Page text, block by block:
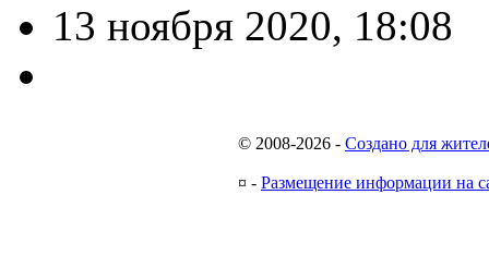
13 ноября 2020, 18:08
© 2008-2026 - Создано для
¤ - Размещение информации на